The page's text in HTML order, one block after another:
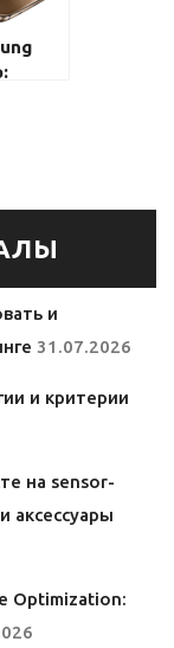
и
31.07.2026
и критерии
на sensor-
аксессуары
Optimization: